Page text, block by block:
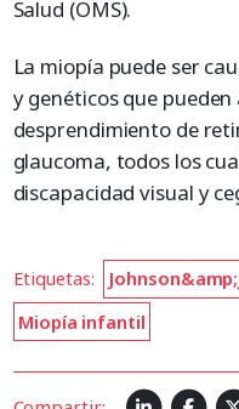
Salud (OMS).
La miopía puede ser
y genéticos que
desprendimiento de
glaucoma, todos los
discapacidad visual y
Etiquetas:
Miopía infantil